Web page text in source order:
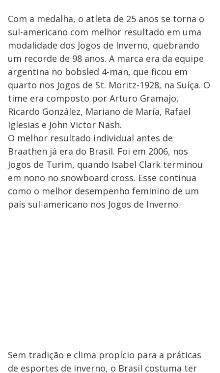
Com a medalha, o atleta de 25 anos se torna o
sul-americano com melhor resultado em uma
modalidade dos Jogos de Inverno, quebrando
um recorde de 98 anos. A marca era da equipe
argentina no bobsled 4-man, que ficou em
quarto nos Jogos de St. Moritz-1928, na Suíça. O
time era composto por Arturo Gramajo,
Ricardo González, Mariano de María, Rafael
Iglesias e John Victor Nash.
O melhor resultado individual antes de
Braathen já era do Brasil. Foi em 2006, nos
Jogos de Turim, quando Isabel Clark terminou
em nono no snowboard cross. Esse continua
como o melhor desempenho feminino de um
país sul-americano nos Jogos de Inverno.
Sem tradição e clima propício para a práticas
de esportes de inverno, o Brasil costuma ter